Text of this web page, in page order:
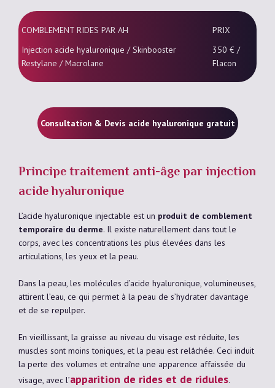
COMBLEMENT RIDES PAR AH
PRIX
Injection acide hyaluronique / Skinbooster
Restylane / Macrolane
350 € /
Flacon
Consultation & Devis acide hyaluronique gratuit
Principe traitement anti-âge par injection
acide hyaluronique
L’acide hyaluronique injectable est un produit de comblement
temporaire du derme. Il existe naturellement dans tout le
corps, avec les concentrations les plus élevées dans les
articulations, les yeux et la peau.
Dans la peau, les molécules d’acide hyaluronique, volumineuses,
attirent l’eau, ce qui permet à la peau de s’hydrater davantage
et de se repulper.
En vieillissant, la graisse au niveau du visage est réduite, les
muscles sont moins toniques, et la peau est relâchée. Ceci induit
la perte des volumes et entraîne une apparence affaissée du
visage, avec l’apparition de rides et de ridules.